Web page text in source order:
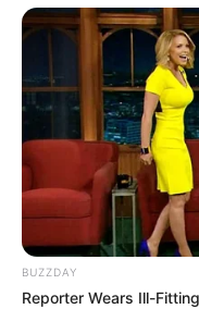
BUZZDAY
Reporter Wears Ill-